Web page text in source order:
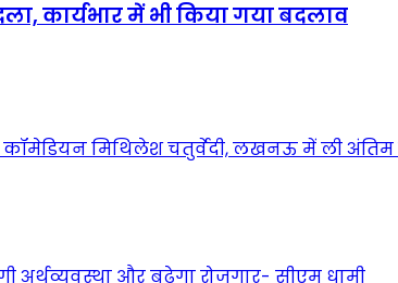
कार्यभार में भी किया गया बदलाव
कॉमेडियन मिथिलेश चतुर्वेदी, लखनऊ में ली
अर्थव्यवस्था और बढ़ेगा रोजगार- सीएम धामी